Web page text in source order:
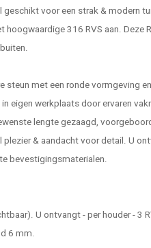
voor een strak & modern
hoogwaardige 316 RVS aan. Deze
steun met een ronde vormgeving
eigen werkplaats door ervaren
lengte gezaagd,
& aandacht voor detail. U
bevestigingsmaterialen.
U ontvangt - per houder - 3
6 mm.